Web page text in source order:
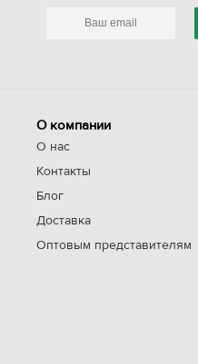
О компании
О нас
Контакты
Блог
Доставка
Оптовым представителям